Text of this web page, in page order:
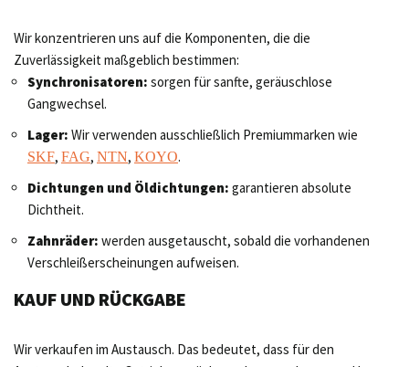
Wir konzentrieren uns auf die Komponenten, die die
Zuverlässigkeit maßgeblich bestimmen:
Synchronisatoren: sorgen für sanfte, geräuschlose
Gangwechsel.
Lager: Wir verwenden ausschließlich Premiummarken wie
SKF, FAG, NTN, KOYO.
Dichtungen und Öldichtungen: garantieren absolute
Dichtheit.
Zahnräder: werden ausgetauscht, sobald die vorhandenen
Verschleißerscheinungen aufweisen.
KAUF UND RÜCKGABE
Wir verkaufen im Austausch. Das bedeutet, dass für den